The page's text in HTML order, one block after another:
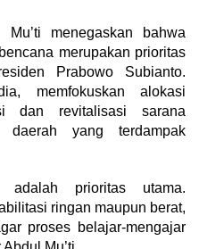
Mu’ti menegaskan bahwa
merupakan prioritas
Prabowo Subianto.
memfokuskan alokasi
dan revitalisasi sarana
daerah yang terdampak
adalah prioritas utama.
ringan maupun berat,
proses belajar-mengajar